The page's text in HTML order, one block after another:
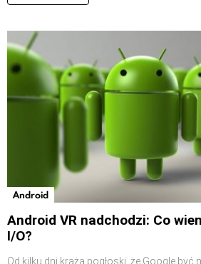
Android
Android VR nadchodzi: Co
I/O?
Od kilku dni krążą pogłoski, że Google